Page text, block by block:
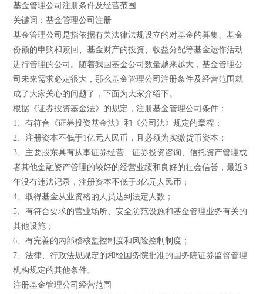
基金管理公司注册条件及经营范围
关键词：基金管理公司注册
基金管理公司是指依据有关法律法规设立的对基金的募集、基金
份额的申购和赎回、基金财产的投资、收益分配等基金运作活动
进行管理的公司。随着我国基金公司数量越来越大，基金管理公
司未来需求必定很大，那么基金管理公司注册条件及经营范围就
成了大家关心的问题了，下面为大家介绍下。
根据《证券投资基金法》的规定，注册基金管理公司条件：
1、有符合《证券投资基金法》和《公司法》规定的章程；
2、注册资本不低于1亿元人民币，且必须为实缴货币资本；
3、主要股东具有从事证券经营、证券投资咨询、信托资产管理或
者其他金融资产管理的较好的经营业绩和良好的社会信誉，最近3
年没有违法记录，注册资本不低于3亿元人民币；
4、取得基金从业资格的人员达到法定人数；
5、有符合要求的营业场所、安全防范设施和基金管理业务有关的
其他设施；
6、有完善的内部稽核监控制度和风险控制制度；
7、法律、行政法规规定的和经国务院批准的国务院证券监督管理
机构规定的其他条件。
注册基金管理公司经营范围